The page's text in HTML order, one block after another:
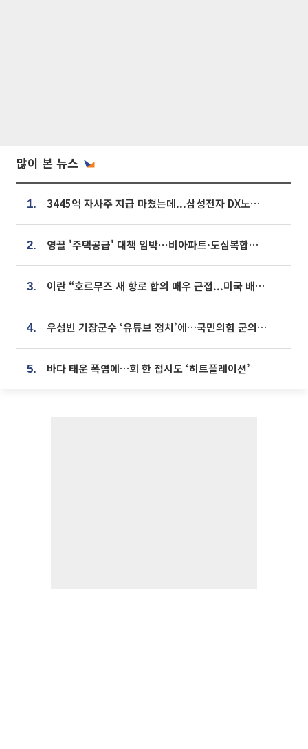
많이 본 뉴스
1. 3445억 자사주 지급 마쳤는데...삼성전자 DX노조, 뒤늦은 '떼쓰기 집회'
2. 영끌 '주택공급' 대책 임박⋯비아파트·도심복합까지 총동원
3. 이란 “호르무즈 새 항로 합의 매우 근접...미국 배상 먼저”
4. 우성빈 기장군수 ‘유튜브 정치’에…국민의힘 군의원들 집단 반발
5. 바다 태운 폭염에…회 한 접시도 ‘히트플레이션’